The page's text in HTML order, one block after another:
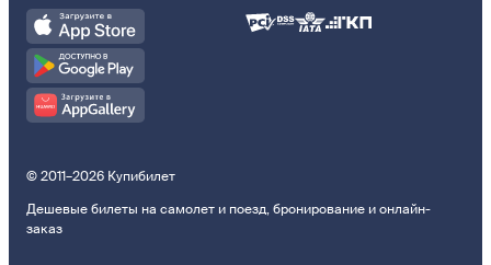
© 2011–2026 Купибилет
Дешевые билеты на самолет и поезд, бронирование и онлайн-
заказ